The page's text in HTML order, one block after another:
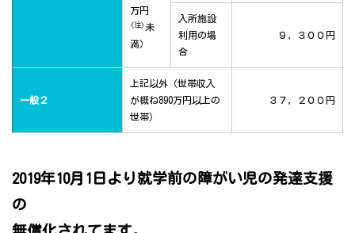
万円
(注) 未
満）
入所施設
利用の場
合
９，３００円
一般２
上記以外（世帯収入
が概ね890万円以上の
世帯）
３７，２００円
2019年10月1日より就学前の障がい児の発達支援
の